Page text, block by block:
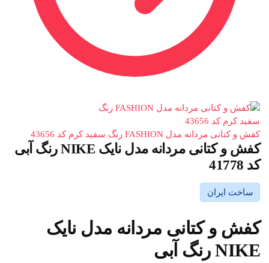
کفش و کتانی مردانه مدل FASHION رنگ سفید کرم کد 43656
کفش و کتانی مردانه مدل نایک NIKE رنگ آبی
کد 41778
ساخت ایران
کفش و کتانی مردانه مدل نایک
NIKE رنگ آبی